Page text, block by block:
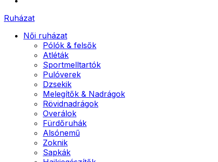
Ruházat
Női ruházat
Pólók & felsők
Atléták
Sportmelltartók
Pulóverek
Dzsekik
Melegítők & Nadrágok
Rövidnadrágok
Overálok
Fürdőruhák
Alsónemű
Zoknik
Sapkák